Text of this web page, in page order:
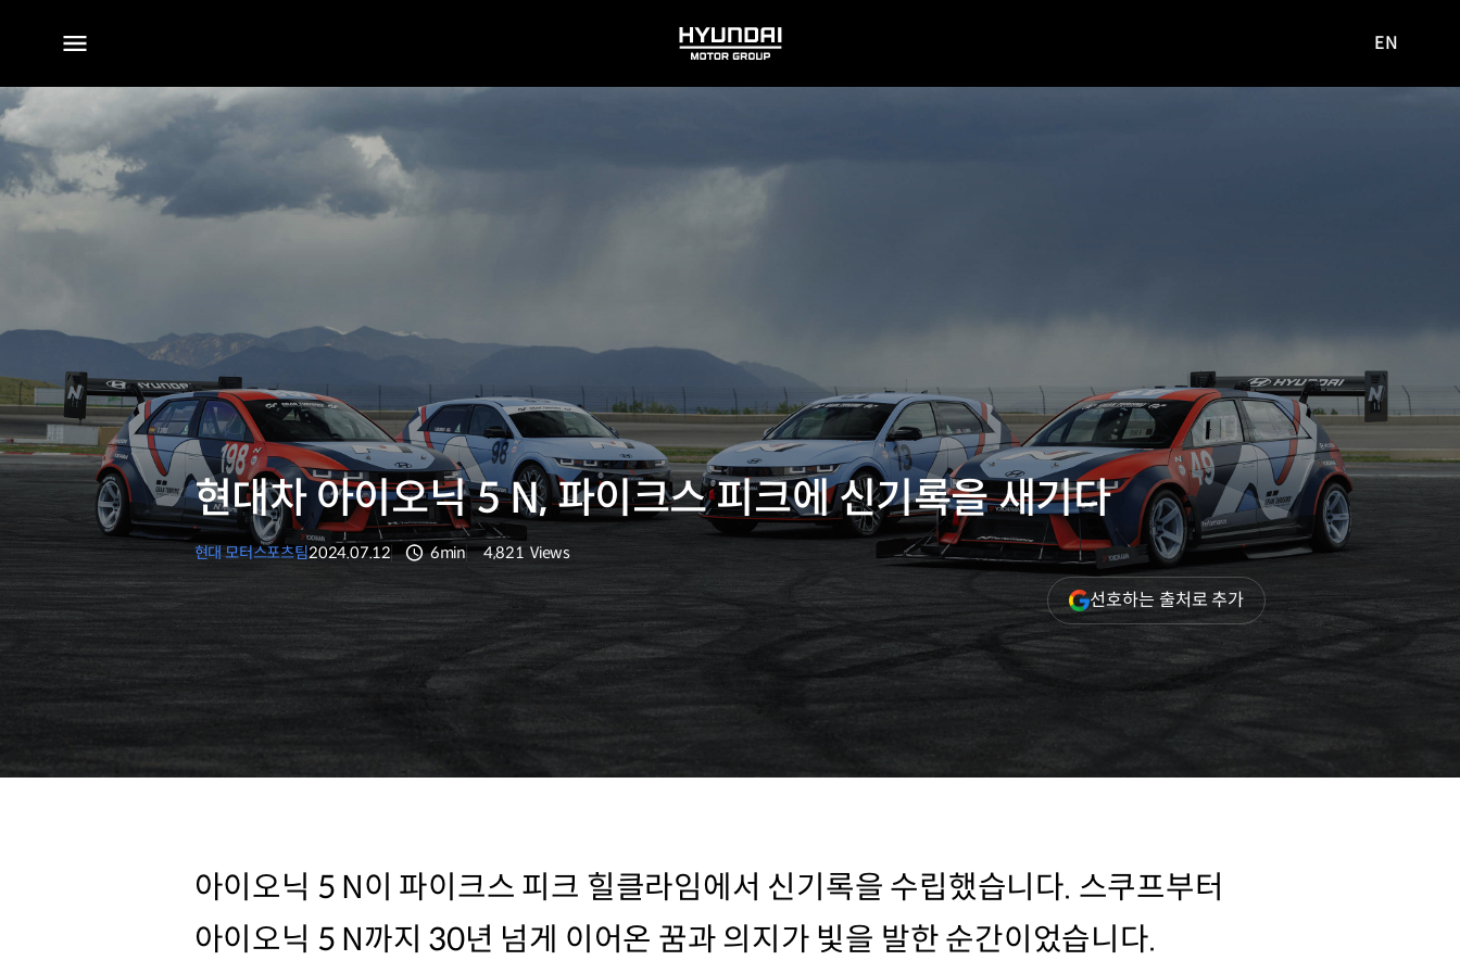
전체
HYUNDAI
MOTOR
사이트로
EN
현대차 아이오닉 5 N, 파이크스 피크에 신기록을 새기다
현대 모터스포츠팀2024.07.12 6min
조회수
4,821 Views
선호하는 출처로 추가(새
창
열림)
아이오닉 5 N이 파이크스 피크 힐클라임에서 신기록을 수립했습니다. 스쿠프부터
아이오닉 5 N까지 30년 넘게 이어온 꿈과 의지가 빛을 발한 순간이었습니다.